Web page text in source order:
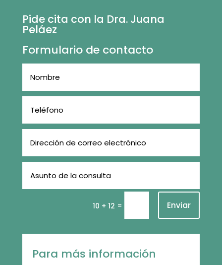
Pide cita con la Dra. Juana
Peláez
Formulario de contacto
10 + 12 = Enviar
Para más información